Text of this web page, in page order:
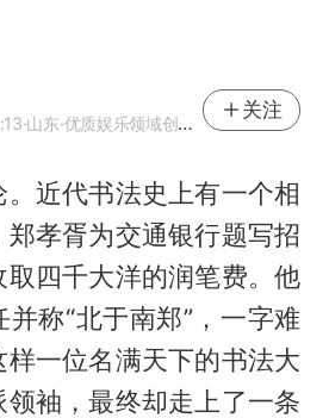
·山东·优质娱乐领域创作者
关注
近代书法史上有一个相
郑孝胥为交通银行题写招
取四千大洋的润笔费。他
称“北于南郑”，一字难
一位名满天下的书法大
袖，最终却走上了一条